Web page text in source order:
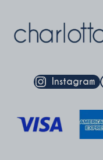
Instagram